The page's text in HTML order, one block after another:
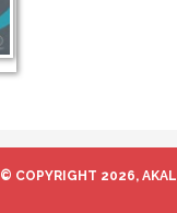
© COPYRIGHT 2026, AKAL